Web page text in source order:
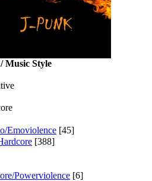
Style
Emoviolence [45]
[388]
Powerviolence [6]